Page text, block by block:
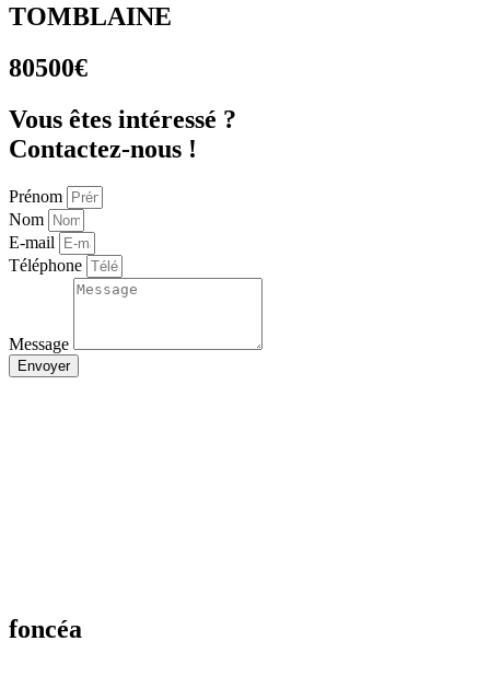
TOMBLAINE
80500€
Vous êtes intéressé ?
Contactez-nous !
Prénom
Nom
E-mail
Téléphone
Message
Envoyer
foncéa